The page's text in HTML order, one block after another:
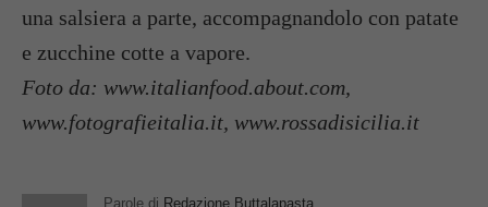
una salsiera a parte, accompagnandolo con patate
e zucchine cotte a vapore.
Foto da: www.italianfood.about.com,
www.fotografieitalia.it, www.rossadisicilia.it
Parole di Redazione Buttalapasta